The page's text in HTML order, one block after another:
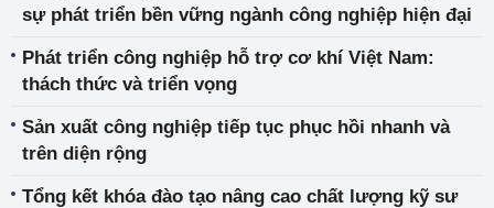
sự phát triển bền vững ngành công nghiệp hiện đại
Phát triển công nghiệp hỗ trợ cơ khí Việt Nam:
thách thức và triển vọng
Sản xuất công nghiệp tiếp tục phục hồi nhanh và
trên diện rộng
Tổng kết khóa đào tạo nâng cao chất lượng kỹ sư